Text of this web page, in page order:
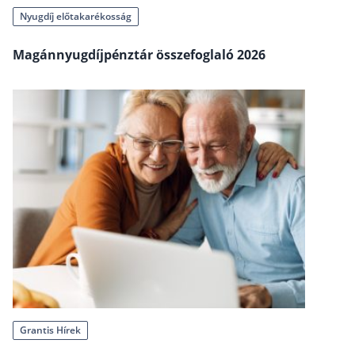
Szabad felhasználású hitel
Babaváró hitel
Vagyonbiztosítások
Kötelező biztosítás (KGFB)
Casco
Utasbiztosítás
Lakásbiztosítás útmutató – Hogyan válassz?
Lakásbiztosítás: válaszok az 50 leggyakoribb
Minősített Fogyasztóbarát Otthonbiztosítás
Nyugdíj előtakarékosság
Magánnyugdíjpénztár összefoglaló 2026
Grantis Hírek